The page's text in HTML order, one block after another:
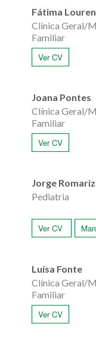
Fátima
Clínica Geral/
Familiar
Ver CV
Joana Pontes
Clínica Geral/
Familiar
Ver CV
Jorge Romariz
Pediatria
Ver CV
Luísa Fonte
Clínica Geral/
Familiar
Ver CV